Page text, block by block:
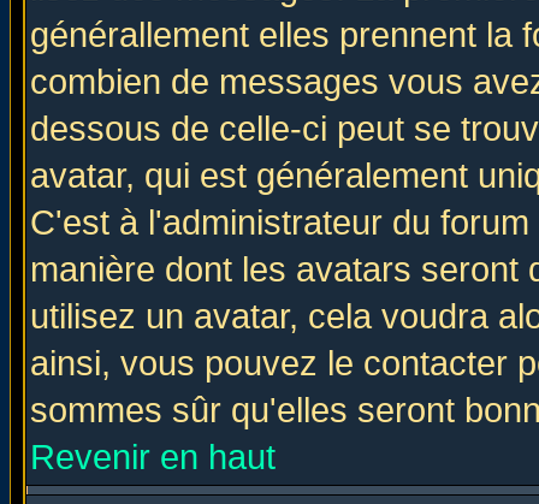
générallement elles prennent la
combien de messages vous
dessous de celle-ci peut se
avatar, qui est généralement
C'est à l'administrateur du
manière dont les avatars seront
utilisez un avatar, cela voudra
ainsi, vous pouvez le contacter
sommes sûr qu'elles seront
Revenir en haut